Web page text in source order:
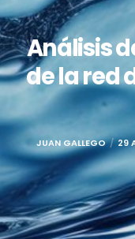
Análisis
de la red
JUAN GALLEGO 29